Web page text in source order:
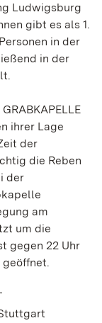
Ludwigsburg
gibt es als 1.
in der
in der
ihrer Lage
der
die Reben
der
am
um die
gegen 22 Uhr
geöffnet.